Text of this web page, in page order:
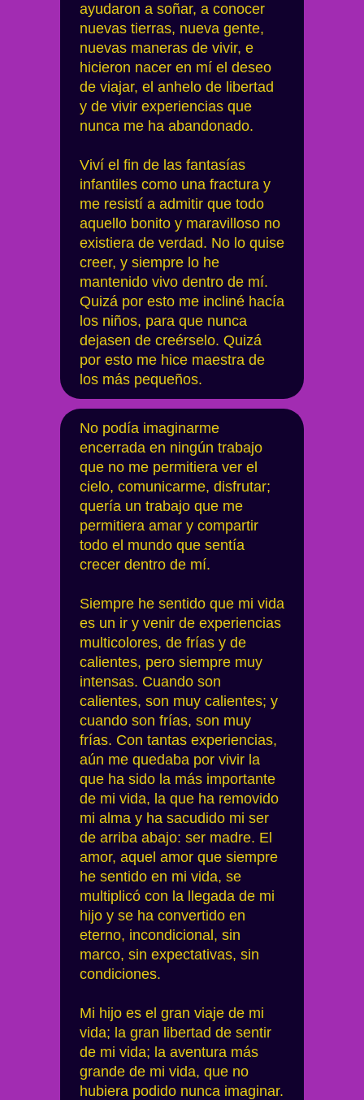
ayudaron a soñar, a conocer
nuevas tierras, nueva gente,
nuevas maneras de vivir, e
hicieron nacer en mí el deseo
de viajar, el anhelo de libertad
y de vivir experiencias que
nunca me ha abandonado.
Viví el fin de las fantasías
infantiles como una fractura y
me resistí a admitir que todo
aquello bonito y maravilloso no
existiera de verdad. No lo quise
creer, y siempre lo he
mantenido vivo dentro de mí.
Quizá por esto me incliné hacía
los niños, para que nunca
dejasen de creérselo. Quizá
por esto me hice maestra de
los más pequeños.
No podía imaginarme
encerrada en ningún trabajo
que no me permitiera ver el
cielo, comunicarme, disfrutar;
quería un trabajo que me
permitiera amar y compartir
todo el mundo que sentía
crecer dentro de mí.
Siempre he sentido que mi vida
es un ir y venir de experiencias
multicolores, de frías y de
calientes, pero siempre muy
intensas. Cuando son
calientes, son muy calientes; y
cuando son frías, son muy
frías. Con tantas experiencias,
aún me quedaba por vivir la
que ha sido la más importante
de mi vida, la que ha removido
mi alma y ha sacudido mi ser
de arriba abajo: ser madre. El
amor, aquel amor que siempre
he sentido en mi vida, se
multiplicó con la llegada de mi
hijo y se ha convertido en
eterno, incondicional, sin
marco, sin expectativas, sin
condiciones.
Mi hijo es el gran viaje de mi
vida; la gran libertad de sentir
de mi vida; la aventura más
grande de mi vida, que no
hubiera podido nunca imaginar.